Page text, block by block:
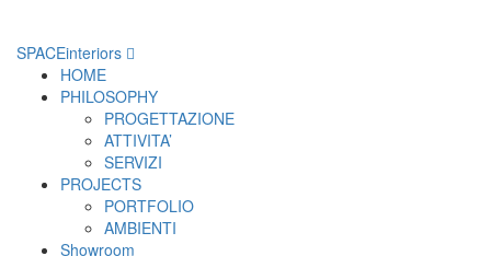
SPACEinteriors
HOME
PHILOSOPHY
PROGETTAZIONE
ATTIVITA’
SERVIZI
PROJECTS
PORTFOLIO
AMBIENTI
Showroom